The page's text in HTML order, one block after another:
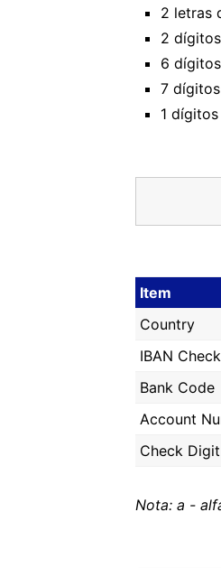
2 letras
2
6
7
1
Item
Country
IBAN
Bank Code
Account
Check Digit
Nota: a -